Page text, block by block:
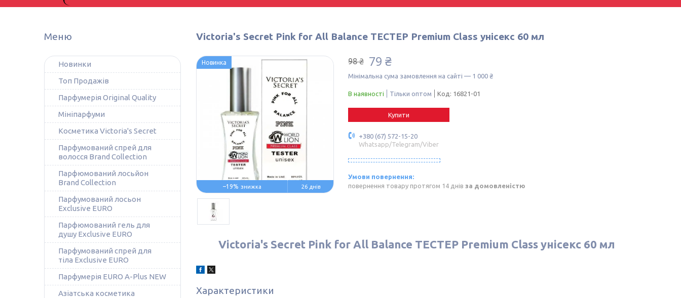
Victoria's Secret Pink for All Balance ТЕСТЕР Premium Class унісекс 60 мл
–19% 26 днів
Новинка 98 ₴ 79 ₴
Мінімальна сума замовлення на сайті — 1 000 ₴
В наявності Тільки оптом Код: 16821-01
Купити
+380 (67) 572-15-20
Whatsapp/Telegram/Viber
повернення товару протягом 14 днів за домовленістю
Victoria's Secret Pink for All Balance ТЕСТЕР Premium Class унісекс 60 мл
Характеристики
Новинки
Топ Продажів
Парфумерія Original Quality
Мініпарфуми
Косметика Victoria's Secret
Парфумований спрей для
волосся Brand Collection
Парфюмований лосьйон
Brand Collection
Парфумований лосьон
Exclusive EURO
Парфюмований гель для
душу Exclusive EURO
Парфумований спрей для
тіла Exclusive EURO
Парфумерія EURO A-Plus NEW
Азіатська косметика